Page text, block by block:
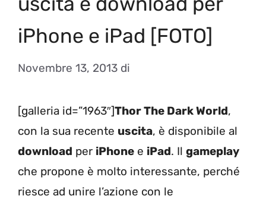
iPhone e iPad [FOTO]
Novembre 13, 2013 di
[galleria id=”1963″]Thor The Dark World,
con la sua recente uscita, è disponibile al
download per iPhone e iPad. Il gameplay
che propone è molto interessante, perché
riesce ad unire l’azione con le